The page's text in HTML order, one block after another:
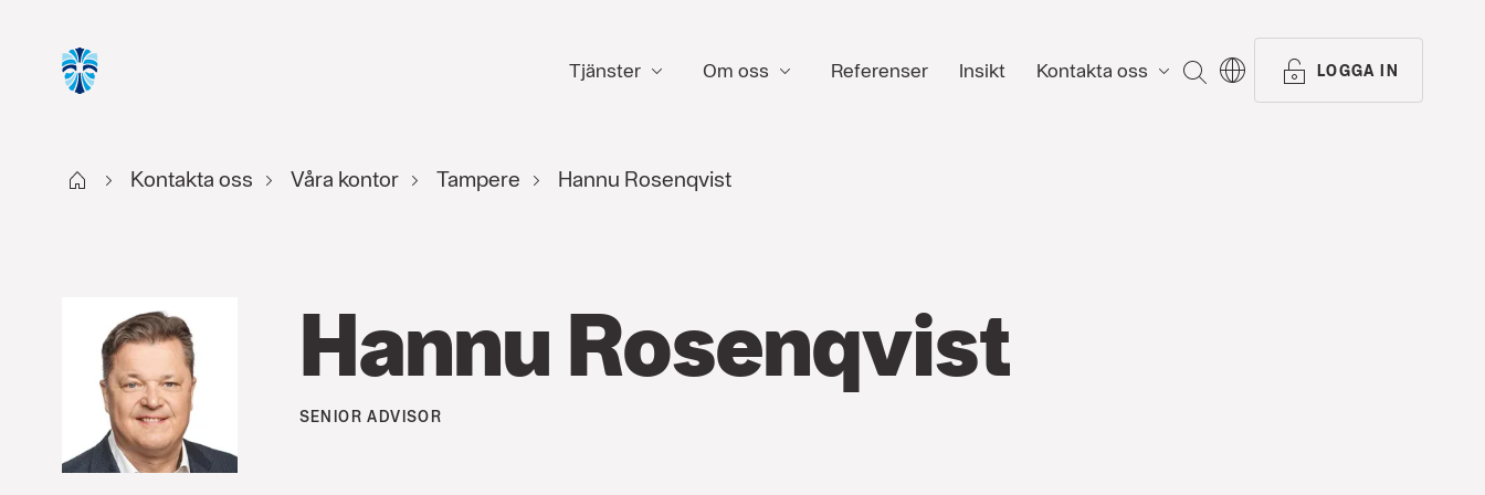
Tjänster Om oss Referenser Insikt Kontakta oss SÖK LOGGA IN
Start FI Kontakta oss Våra kontor Tampere Hannu Rosenqvist
Hannu Rosenqvist
SENIOR ADVISOR